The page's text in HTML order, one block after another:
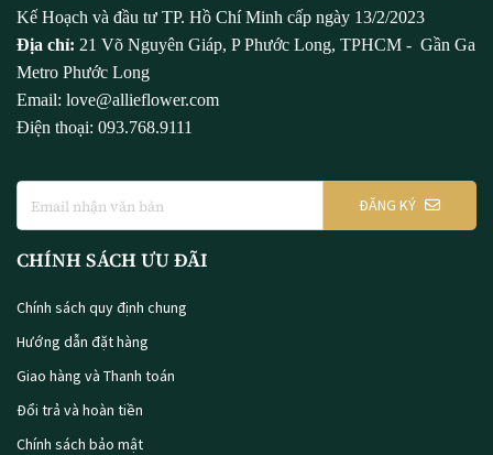
Kế Hoạch và đầu tư TP. Hồ Chí Minh cấp ngày 13/2/2023
Địa chỉ: 21 Võ Nguyên Giáp, P Phước Long, TPHCM - Gần Ga
Metro Phước Long
Email: love@allieflower.com
Điện thoại: 093.768.9111
ĐĂNG KÝ
CHÍNH SÁCH ƯU ĐÃI
Chính sách quy định chung
Hướng dẫn đặt hàng
Giao hàng và Thanh toán
Đổi trả và hoàn tiền
Chính sách bảo mật